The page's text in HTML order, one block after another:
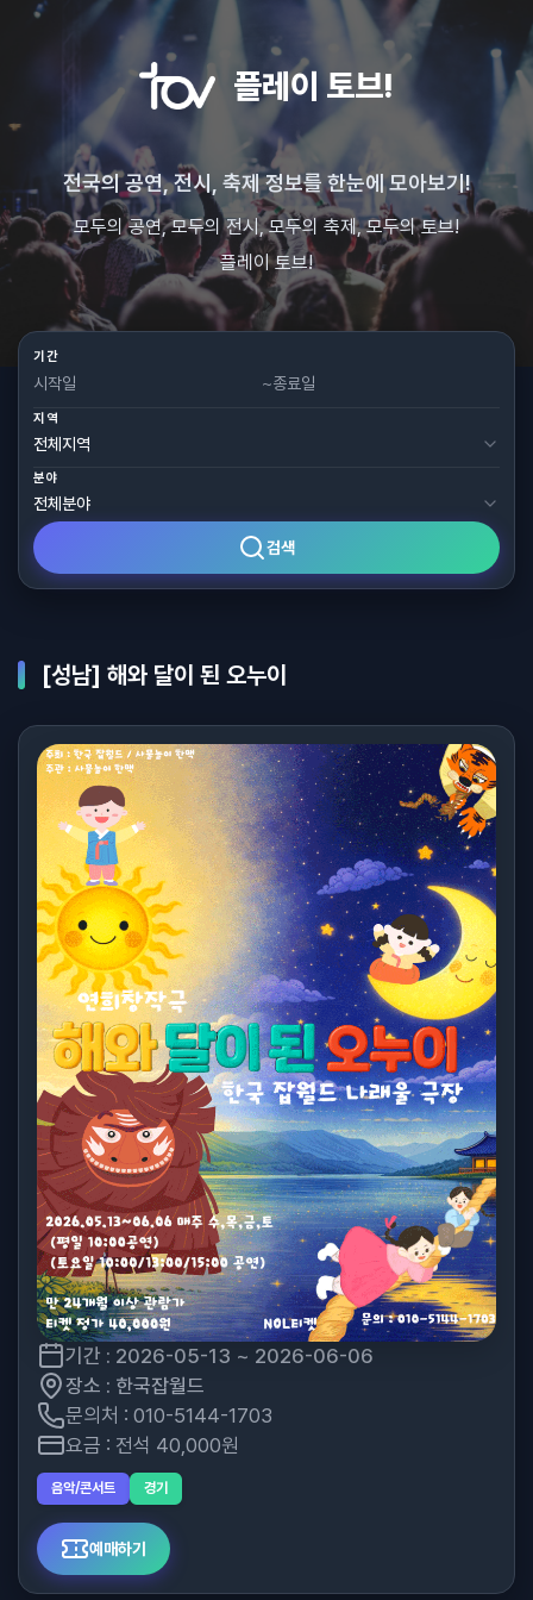
플레이 토브!
전국의 공연, 전시, 축제 정보를 한눈에 모아보기!
모두의 공연, 모두의 전시, 모두의 축제, 모두의 토브!
플레이 토브!
기간
~
지역
분야
검색
[성남] 해와 달이 된 오누이
기간 : 2026-05-13 ~ 2026-06-06
장소 : 한국잡월드
문의처 : 010-5144-1703
요금 : 전석 40,000원
음악/콘서트 경기
예매하기